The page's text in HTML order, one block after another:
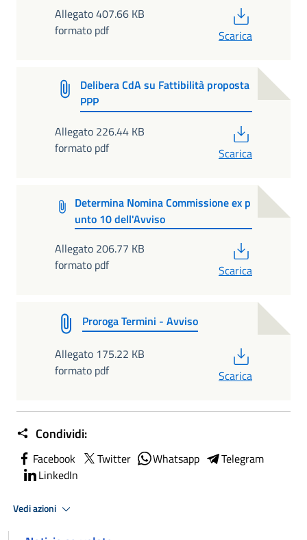
Allegato 407.66 KB
formato pdf
Scarica
Delibera CdA su Fattibilità proposta
PPP
Allegato 226.44 KB
formato pdf
Scarica
Determina Nomina Commissione ex p
unto 10 dell'Avviso
Allegato 206.77 KB
formato pdf
Scarica
Proroga Termini - Avviso
Allegato 175.22 KB
formato pdf
Scarica
Condividi:
Facebook Twitter Whatsapp
Telegram
LinkedIn
Vedi azioni